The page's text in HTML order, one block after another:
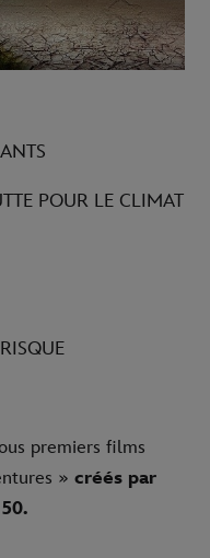
POUR LE CLIMAT
premiers films
» créés par